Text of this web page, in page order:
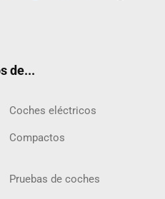
de...
Coches eléctricos
Compactos
Pruebas de coches